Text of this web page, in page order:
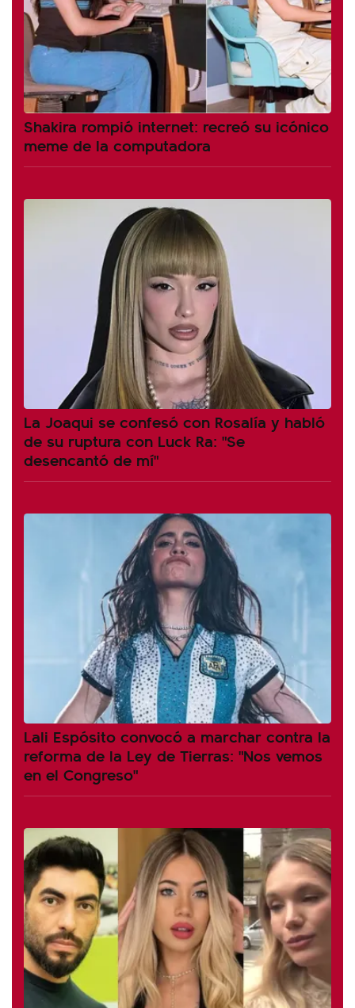
Shakira rompió internet: recreó su icónico
meme de la computadora
La Joaqui se confesó con Rosalía y habló
de su ruptura con Luck Ra: "Se
desencantó de mí"
Lali Espósito convocó a marchar contra la
reforma de la Ley de Tierras: "Nos vemos
en el Congreso"